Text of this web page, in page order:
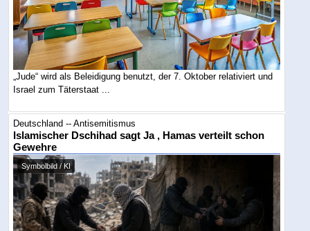
„Jude“ wird als Beleidigung benutzt, der 7. Oktober relativiert und
Israel zum Täterstaat ...
Deutschland -- Antisemitismus
Islamischer Dschihad sagt Ja , Hamas verteilt schon
Gewehre
Symbolbild / KI